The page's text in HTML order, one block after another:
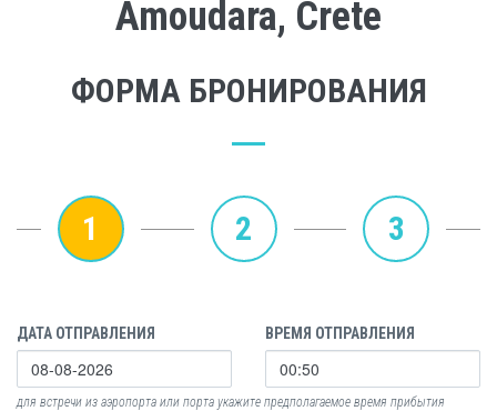
Amoudara, Crete
ФОРМА БРОНИРОВАНИЯ
1 2 3
ДАТА ОТПРАВЛЕНИЯ ВРЕМЯ ОТПРАВЛЕНИЯ
для встречи из аэропорта или порта укажите предполагаемое время прибытия